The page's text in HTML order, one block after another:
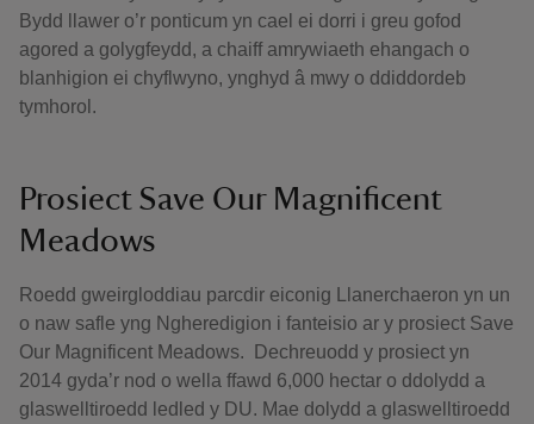
Bydd llawer o’r ponticum yn cael ei dorri i greu gofod
agored a golygfeydd, a chaiff amrywiaeth ehangach o
blanhigion ei chyflwyno, ynghyd â mwy o ddiddordeb
tymhorol.
Prosiect Save Our Magnificent
Meadows
Roedd gweirgloddiau parcdir eiconig Llanerchaeron yn un
o naw safle yng Ngheredigion i fanteisio ar y prosiect Save
Our Magnificent Meadows. Dechreuodd y prosiect yn
2014 gyda’r nod o wella ffawd 6,000 hectar o ddolydd a
glaswelltiroedd ledled y DU. Mae dolydd a glaswelltiroedd